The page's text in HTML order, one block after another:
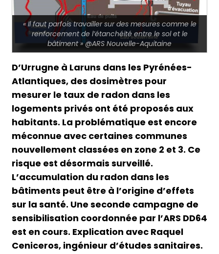
« Il faut parfois travailler sur des mesures comme le
renforcement de l’étanchéité entre le sol et le
bâtiment » @ARS Nouvelle-Aquitaine
D’Urrugne à Laruns dans les Pyrénées-
Atlantiques, des dosimètres pour
mesurer le taux de radon dans les
logements privés ont été proposés aux
habitants. La problématique est encore
méconnue avec certaines communes
nouvellement classées en zone 2 et 3. Ce
risque est désormais surveillé.
L’accumulation du radon dans les
bâtiments peut être à l’origine d’effets
sur la santé. Une seconde campagne de
sensibilisation coordonnée par l’ARS DD64
est en cours. Explication avec Raquel
Ceniceros, ingénieur d’études sanitaires.